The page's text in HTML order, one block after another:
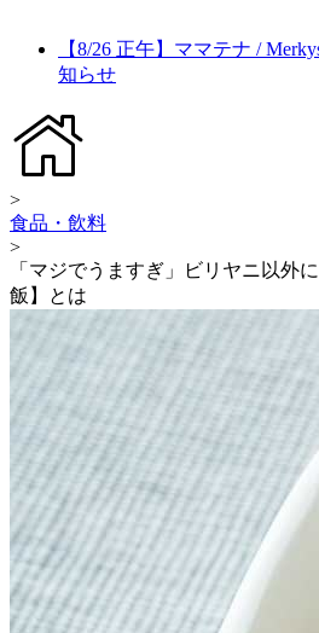
【8/26 正午】ママテナ /
知らせ
>
食品・飲料
>
「マジでうますぎ」ビリヤニ以外
飯】とは